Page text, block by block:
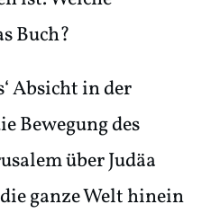
Buch?
Absicht in der
Bewegung des
über Judäa
ganze Welt hinein